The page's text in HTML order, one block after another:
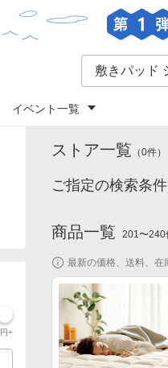
イベント一覧
円+
トップ 敷きパッド
ストア一覧 （0件）
ご指定の検索条
商品一覧 201〜240
最新の価格、送料、在